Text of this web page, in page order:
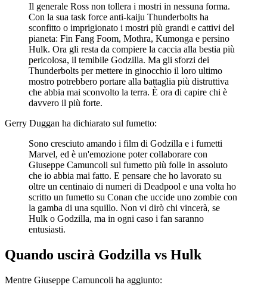
Il generale Ross non tollera i mostri in nessuna forma.
Con la sua task force anti-kaiju Thunderbolts ha
sconfitto o imprigionato i mostri più grandi e cattivi del
pianeta: Fin Fang Foom, Mothra, Kumonga e persino
Hulk. Ora gli resta da compiere la caccia alla bestia più
pericolosa, il temibile Godzilla. Ma gli sforzi dei
Thunderbolts per mettere in ginocchio il loro ultimo
mostro potrebbero portare alla battaglia più distruttiva
che abbia mai sconvolto la terra. È ora di capire chi è
davvero il più forte.
Gerry Duggan ha dichiarato sul fumetto:
Sono cresciuto amando i film di Godzilla e i fumetti
Marvel, ed è un'emozione poter collaborare con
Giuseppe Camuncoli sul fumetto più folle in assoluto
che io abbia mai fatto. E pensare che ho lavorato su
oltre un centinaio di numeri di Deadpool e una volta ho
scritto un fumetto su Conan che uccide uno zombie con
la gamba di una squillo. Non vi dirò chi vincerà, se
Hulk o Godzilla, ma in ogni caso i fan saranno
entusiasti.
Quando uscirà Godzilla vs Hulk
Mentre Giuseppe Camuncoli ha aggiunto: